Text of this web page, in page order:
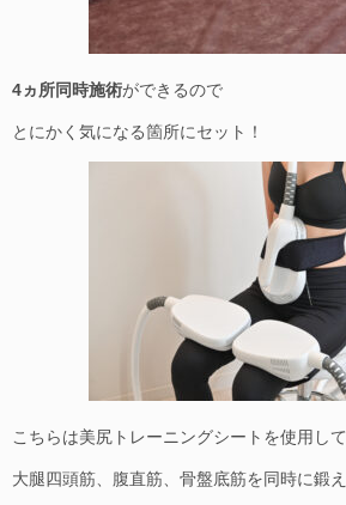
4ヵ所同時施術ができるので
とにかく気になる箇所にセット！
こちらは美尻トレーニングシートを使用し
大腿四頭筋、腹直筋、骨盤底筋を同時に鍛